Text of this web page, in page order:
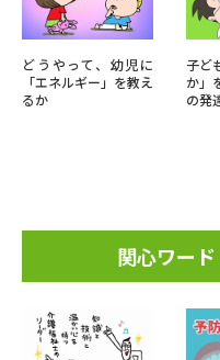
どうやって、幼児に
「エネルギー」を教え
るか
子ど
か」
の発
関心ワー